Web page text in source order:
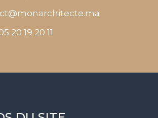
20 19 20 11